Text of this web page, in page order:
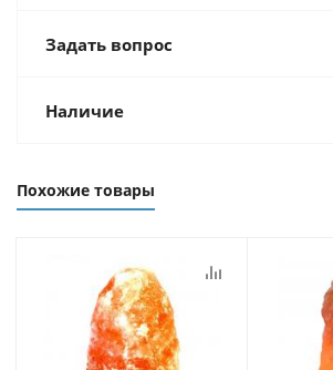
Задать вопрос
Наличие
Похожие товары